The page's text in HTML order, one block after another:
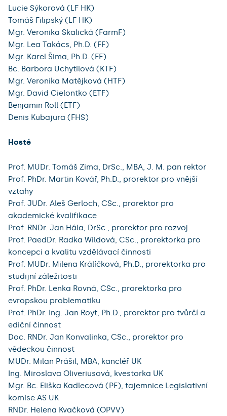
Lucie Sýkorová (LF HK)
Tomáš Filipský (LF HK)
Mgr. Veronika Skalická (FarmF)
Mgr. Lea Takács, Ph.D. (FF)
Mgr. Karel Šima, Ph.D. (FF)
Bc. Barbora Uchytilová (KTF)
Mgr. Veronika Matějková (HTF)
Mgr. David Cielontko (ETF)
Benjamin Roll (ETF)
Denis Kubajura (FHS)
Hosté
Prof. MUDr. Tomáš Zima, DrSc., MBA, J. M. pan rektor
Prof. PhDr. Martin Kovář, Ph.D., prorektor pro vnější
vztahy
Prof. JUDr. Aleš Gerloch, CSc., prorektor pro
akademické kvalifikace
Prof. RNDr. Jan Hála, DrSc., prorektor pro rozvoj
Prof. PaedDr. Radka Wildová, CSc., prorektorka pro
koncepci a kvalitu vzdělávací činnosti
Prof. MUDr. Milena Králíčková, Ph.D., prorektorka pro
studijní záležitosti
Prof. PhDr. Lenka Rovná, CSc., prorektorka pro
evropskou problematiku
Prof. PhDr. Ing. Jan Royt, Ph.D., prorektor pro tvůrčí a
ediční činnost
Doc. RNDr. Jan Konvalinka, CSc., prorektor pro
vědeckou činnost
MUDr. Milan Prášil, MBA, kancléř UK
Ing. Miroslava Oliveriusová, kvestorka UK
Mgr. Bc. Eliška Kadlecová (PF), tajemnice Legislativní
komise AS UK
RNDr. Helena Kvačková (OPVV)